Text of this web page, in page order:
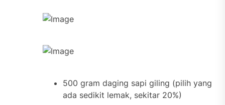
500 gram daging sapi giling (pilih yang
ada sedikit lemak, sekitar 20%)